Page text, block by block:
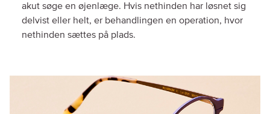
akut søge en øjenlæge. Hvis nethinden har løsnet sig
delvist eller helt, er behandlingen en operation, hvor
nethinden sættes på plads.